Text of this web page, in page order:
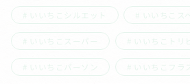
いいちこシルエット いいちこス
いいちこスーパー いいちこトリ
いいちこパーソン いいちこフラ